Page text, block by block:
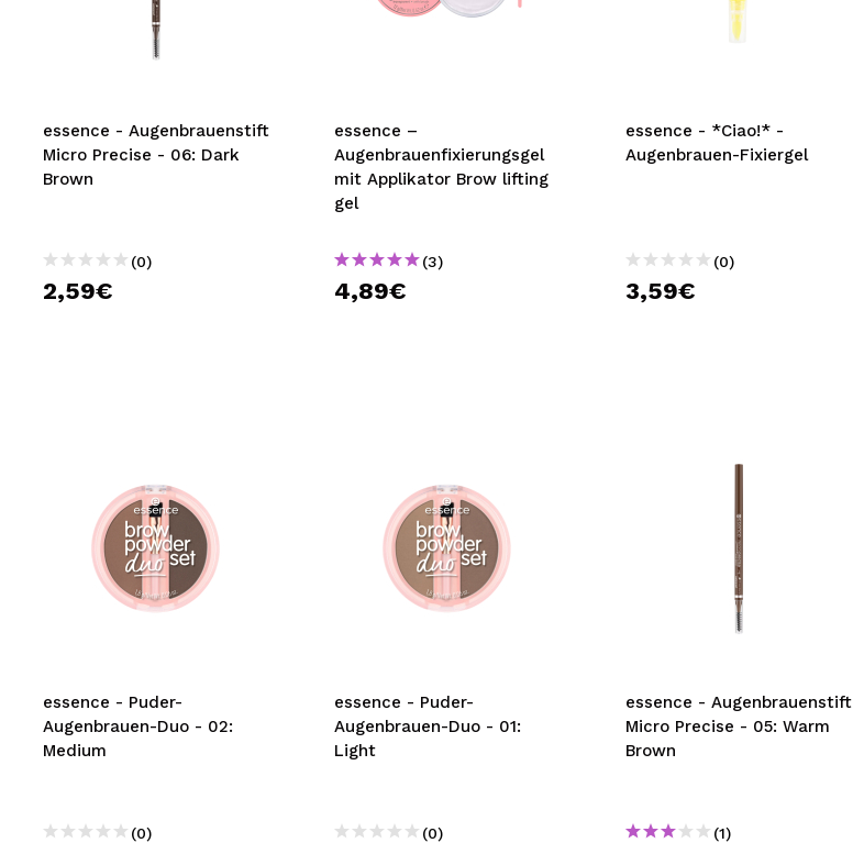
essence - Augenbrauenstift
Micro Precise - 06: Dark
Brown
(0)
2,59€
essence –
Augenbrauenfixierungsgel
mit Applikator Brow lifting
gel
(3)
4,89€
essence - *Ciao!* -
Augenbrauen-Fixiergel
(0)
3,59€
essence - Puder-
Augenbrauen-Duo - 02:
Medium
(0)
essence - Puder-
Augenbrauen-Duo - 01:
Light
(0)
essence - Augenbrauenstift
Micro Precise - 05: Warm
Brown
(1)